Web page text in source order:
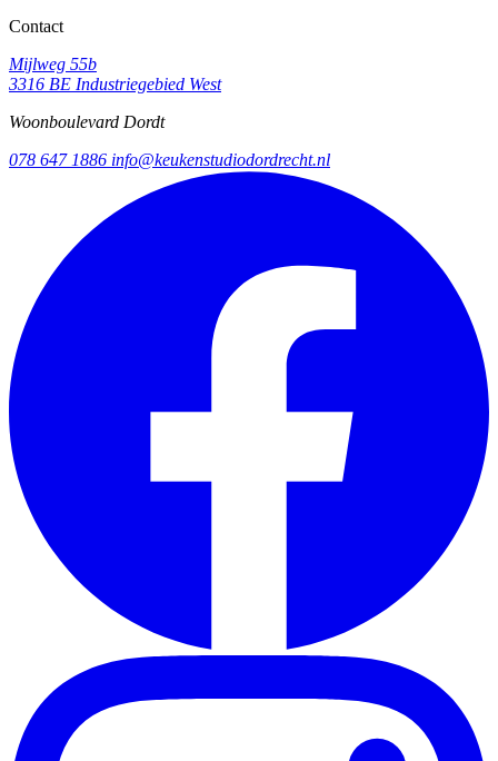
Contact
Mijlweg 55b
3316 BE Industriegebied West
Woonboulevard Dordt
078 647 1886 info@keukenstudiodordrecht.nl